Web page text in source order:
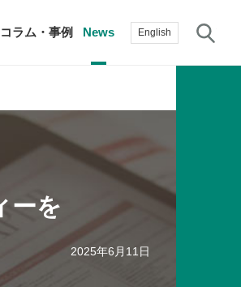
English
コラム・事例 News
る調査研究・提言
究・提言
ーを
2025年6月11日